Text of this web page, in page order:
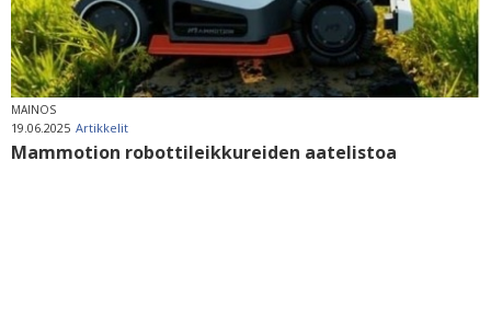
MAINOS
19.06.2025 Artikkelit
Mammotion robottileikkureiden aatelistoa